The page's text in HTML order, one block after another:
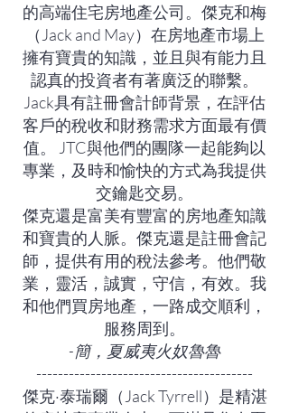
的高端住宅房地產公司。傑克和梅
（Jack and May）在房地產市場上
擁有寶貴的知識，並且與有能力且
認真的投資者有著廣泛的聯繫。
Jack具有註冊會計師背景，在評估
客戶的稅收和財務需求方面最有價
值。 JTC與他們的團隊一起能夠以
專業，及時和愉快的方式為我提供
交鑰匙交易。
傑克還是富美有豐富的房地產知識
和寶貴的人脈。傑克還是註冊會記
師，提供有用的稅法參考。他們敬
業，靈活，誠實，守信，有效。我
和他們買房地產，一路成交順利，
服務周到。
-簡，夏威夷火奴魯魯
----------------------------------------
傑克·泰瑞爾（Jack Tyrrell）是精湛